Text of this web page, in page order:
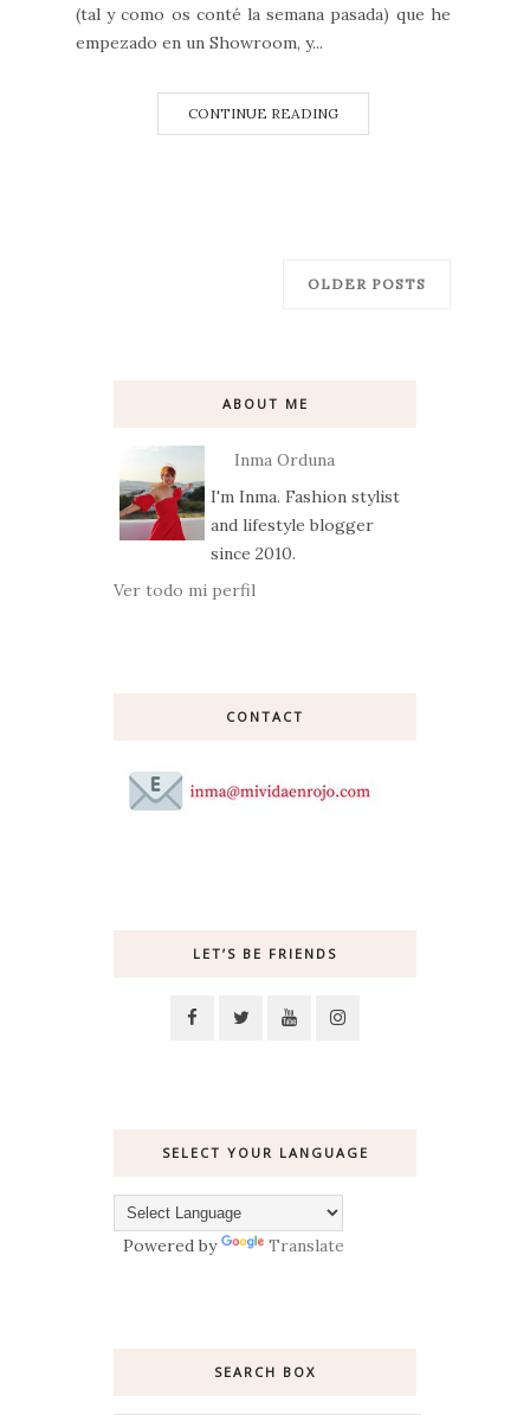
(tal y como os conté la semana pasada) que he
empezado en un Showroom, y...
CONTINUE READING
OLDER POSTS
ABOUT ME
Inma Orduna
I'm Inma. Fashion stylist
and lifestyle blogger
since 2010.
Ver todo mi perfil
CONTACT
LET’S BE FRIENDS
SELECT YOUR LANGUAGE
Powered by Translate
SEARCH BOX